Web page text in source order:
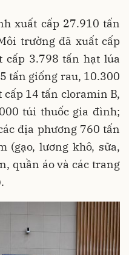
xuất cấp 27.910 tấn
trường đã xuất cấp
cấp 3.798 tấn hạt lúa
tấn giống rau, 10.300
cấp 14 tấn cloramin B,
túi thuốc gia đình;
địa phương 760 tấn
(gạo, lương khô, sữa,
quần áo và các trang